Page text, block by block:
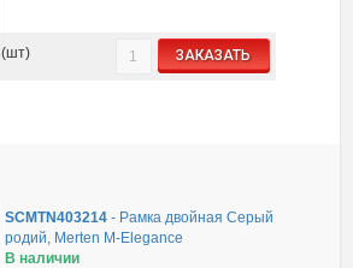
(шт) ЗАКАЗАТЬ
SCMTN403214 - Рамка двойная Серый
родий, Merten M-Elegance
В наличии